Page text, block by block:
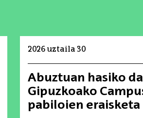
2026 uztaila 30
Abuztuan hasiko da
Gipuzkoako
pabiloien eraisketa